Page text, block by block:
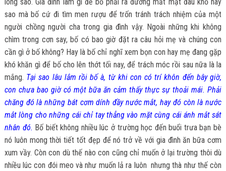
sao mà bố cứ đi tìm men rượu để trốn tránh trách nhiệm của một
người chồng người cha trong gia đình vậy. Ngoài những khi không
chìm trong cơn say, bố có bao giờ đặt ra câu hỏi mẹ và chúng con
cần gì ở bố không? Hay là bố chỉ nghĩ xem bọn con hay mẹ đang gặp
khó khăn gì để bố cho lên thớt tối nay, để trách móc rồi sau nữa là la
mắng. Tại sao lâu lắm rồi bố à, từ khi con có trí khôn đến bây giờ,
con chưa bao giờ có một bữa ăn cảm thấy thực sự thoải mái. Phải
chăng đó là những bát cơm dính đầy nước mắt, hay đó còn là nước
mắt lòng cho những cái chỉ tay thẳng vào mặt cùng cái ánh mắt sát
nhân đó. Bố biết không nhiều lúc ở trường học đến buổi trưa bạn bè
nó luôn mong thời tiết tốt đẹp để nó trở về với gia đình ăn bữa cơm
xum vầy. Còn con dù thế nào con cũng chỉ muốn ở lại trường thôi dù
nhiều lúc con đói meo và như muốn lả ra luôn nhưng thà như thế còn